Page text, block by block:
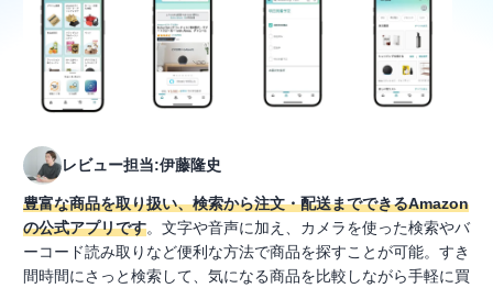
レビュー担当:伊藤隆史
豊富な商品を取り扱い、検索から注文・配送までできるAmazon
の公式アプリです。文字や音声に加え、カメラを使った検索やバ
ーコード読み取りなど便利な方法で商品を探すことが可能。すき
間時間にさっと検索して、気になる商品を比較しながら手軽に買